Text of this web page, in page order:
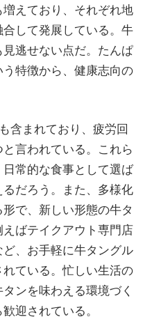
えており、それぞれ地
して発展している。牛
逃せない点だ。たんぱ
特徴から、健康志向の
含まれており、疲労回
言われている。これら
常的な食事として選ば
だろう。また、多様化
で、新しい形態の牛タ
ばテイクアウト専門店
、お手軽に牛タングル
ている。忙しい生活の
ンを味わえる環境づく
迎されている。